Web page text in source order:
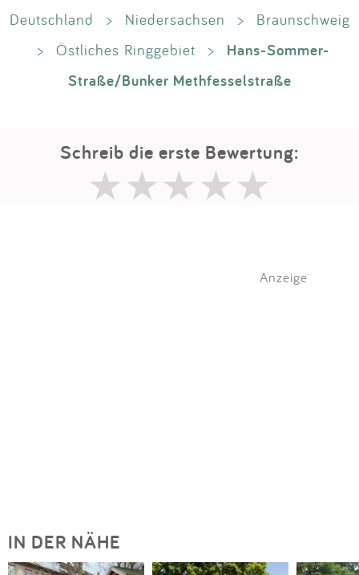
Deutschland > Niedersachsen >
Braunschweig
>
Östliches Ringgebiet >
Hans-Sommer-
Straße/Bunker Methfesselstraße
Schreib die erste Bewertung:
Anzeige
IN DER NÄHE